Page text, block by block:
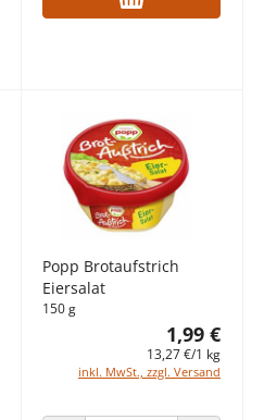
Popp Brotaufstrich
Eiersalat
150 g
1,99 €
13,27 €/1 kg
inkl. MwSt., zzgl. Versand